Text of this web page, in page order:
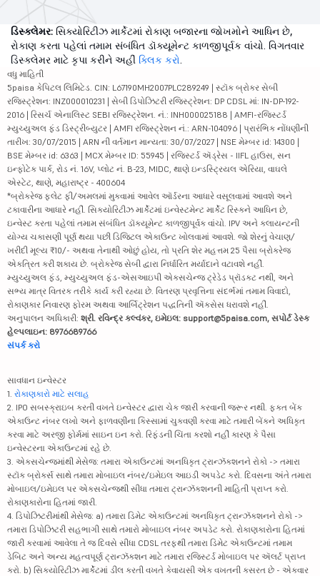
ડિસ્ક્લેમર: સિક્યોરિટીઝ માર્કેટમાં રોકાણ બજારના જોખમોને આધિન છે,
રોકાણ કરતા પહેલાં તમામ સંબંધિત ડૉક્યૂમેન્ટ કાળજીપૂર્વક વાંચો. વિગતવાર
ડિસ્ક્લેમર માટે કૃપા કરીને અહીં ક્લિક કરો.
વધુ માહિતી
5paisa કેપિટલ લિમિટેડ. CIN: L67190MH2007PLC289249 | સ્ટૉક બ્રોકર સેબી
રજિસ્ટ્રેશન: INZ000010231 | સેબી ડિપોઝિટરી રજિસ્ટ્રેશન: DP CDSL માં: IN-DP-192-
2016 | રિસર્ચ એનાલિસ્ટ SEBI રજિસ્ટ્રેશન. નં.: INH000025188 | AMFI-રજિસ્ટર્ડ
મ્યુચ્યુઅલ ફંડ ડિસ્ટ્રીબ્યુટર | AMFI રજિસ્ટ્રેશન નં.: ARN-104096 | પ્રારંભિક નોંધણીની
તારીખ: 30/07/2015 | ARN ની વર્તમાન માન્યતા: 30/07/2027 | NSE મેમ્બર id: 14300 |
BSE મેમ્બર id: 6363 | MCX મેમ્બર ID: 55945 | રજિસ્ટર્ડ ઍડ્રેસ - IIFL હાઉસ, સન
ઇન્ફોટેક પાર્ક, રોડ નં. 16V, પ્લોટ નં. B-23, MIDC, થાણે ઇન્ડસ્ટ્રિયલ એરિયા, વાઘલે
એસ્ટેટ, થાણે, મહારાષ્ટ્ર - 400604
*બ્રોકરેજ ફ્લેટ ફી/અમલમાં મુકવામાં આવેલ ઑર્ડરના આધારે વસૂલવામાં આવશે અને
ટકાવારીના આધારે નહીં. સિક્યોરિટીઝ માર્કેટમાં ઇન્વેસ્ટમેન્ટ માર્કેટ રિસ્કને આધિન છે,
ઇન્વેસ્ટ કરતા પહેલાં તમામ સંબંધિત ડૉક્યૂમેન્ટ કાળજીપૂર્વક વાંચો. IPV અને ક્લાયન્ટની
યોગ્ય ચકાસણી પૂર્ણ થયા પછી ડિજિટલ એકાઉન્ટ ખોલવામાં આવશે. જો શેરનું વેચાણ/
ખરીદી મૂલ્ય ₹10/- અથવા તેનાથી ઓછું હોય, તો પ્રતિ શેર મહત્તમ 25 પૈસા બ્રોકરેજ
એકત્રિત કરી શકાય છે. બ્રોકરેજ સેબી દ્વારા નિર્ધારિત મર્યાદાને વટાવશે નહીં.
મ્યુચ્યુઅલ ફંડ, મ્યુચ્યુઅલ ફંડ-એસઆઇપી એક્સચેન્જ ટ્રેડેડ પ્રૉડક્ટ નથી, અને
સભ્ય માત્ર વિતરક તરીકે કાર્ય કરી રહ્યા છે. વિતરણ પ્રવૃત્તિના સંદર્ભમાં તમામ વિવાદો,
રોકાણકાર નિવારણ ફોરમ અથવા આર્બિટ્રેશન પદ્ધતિની ઍક્સેસ ધરાવશે નહીં.
અનુપાલન અધિકારી: શ્રી. રવિન્દ્ર કલ્વંકર, ઇમેઇલ: support@5paisa.com, સપોર્ટ ડેસ્ક
હેલ્પલાઇન: 8976689766
સંપર્ક કરો
સાવધાન ઇન્વેસ્ટર
1. રોકાણકારો માટે સલાહ
2. IPO સબસ્ક્રાઇબ કરતી વખતે ઇન્વેસ્ટર દ્વારા ચેક જારી કરવાની જરૂર નથી. ફક્ત બેંક
એકાઉન્ટ નંબર લખો અને ફાળવણીના કિસ્સામાં ચુકવણી કરવા માટે તમારી બેંકને અધિકૃત
કરવા માટે અરજી ફોર્મમાં સાઇન ઇન કરો. રિફંડની ચિંતા કરશો નહીં કારણ કે પૈસા
ઇન્વેસ્ટરના એકાઉન્ટમાં રહે છે.
3. એક્સચેન્જમાંથી મેસેજ: તમારા એકાઉન્ટમાં અનધિકૃત ટ્રાન્ઝૅક્શનને રોકો -> તમારા
સ્ટૉક બ્રોકર્સ સાથે તમારા મોબાઇલ નંબર/ઇમેઇલ આઇડી અપડેટ કરો. દિવસના અંતે તમારા
મોબાઇલ/ઇમેઇલ પર એક્સચેન્જથી સીધા તમારા ટ્રાન્ઝૅક્શનની માહિતી પ્રાપ્ત કરો.
રોકાણકારોના હિતમાં જારી.
4. ડિપોઝિટરીમાંથી મેસેજ: a) તમારા ડિમેટ એકાઉન્ટમાં અનધિકૃત ટ્રાન્ઝૅક્શનને રોકો ->
તમારા ડિપોઝિટરી સહભાગી સાથે તમારો મોબાઇલ નંબર અપડેટ કરો. રોકાણકારોના હિતમાં
જારી કરવામાં આવેલા તે જ દિવસે સીધા CDSL તરફથી તમારા ડિમેટ એકાઉન્ટમાં તમામ
ડેબિટ અને અન્ય મહત્વપૂર્ણ ટ્રાન્ઝૅક્શન માટે તમારા રજિસ્ટર્ડ મોબાઇલ પર ઍલર્ટ પ્રાપ્ત
કરો. b) સિક્યોરિટીઝ માર્કેટમાં ડીલ કરતી વખતે કેવાયસી એક વખતની કસરત છે - એકવાર